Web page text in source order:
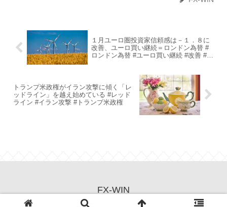
１月ユーロ圏投資家信頼感は－１．８に
改善、ユーロ買い継続＝ロンドン為替 #
ロンドン為替 #ユーロ買い継続 #改善 #1
トランプ米政権がイラン攻撃に傾く「レ
ッドライン」を越え始めている #レッド
ライン #イラン攻撃 #トランプ米政権
FX-WIN
© 2021 FX-WIN.